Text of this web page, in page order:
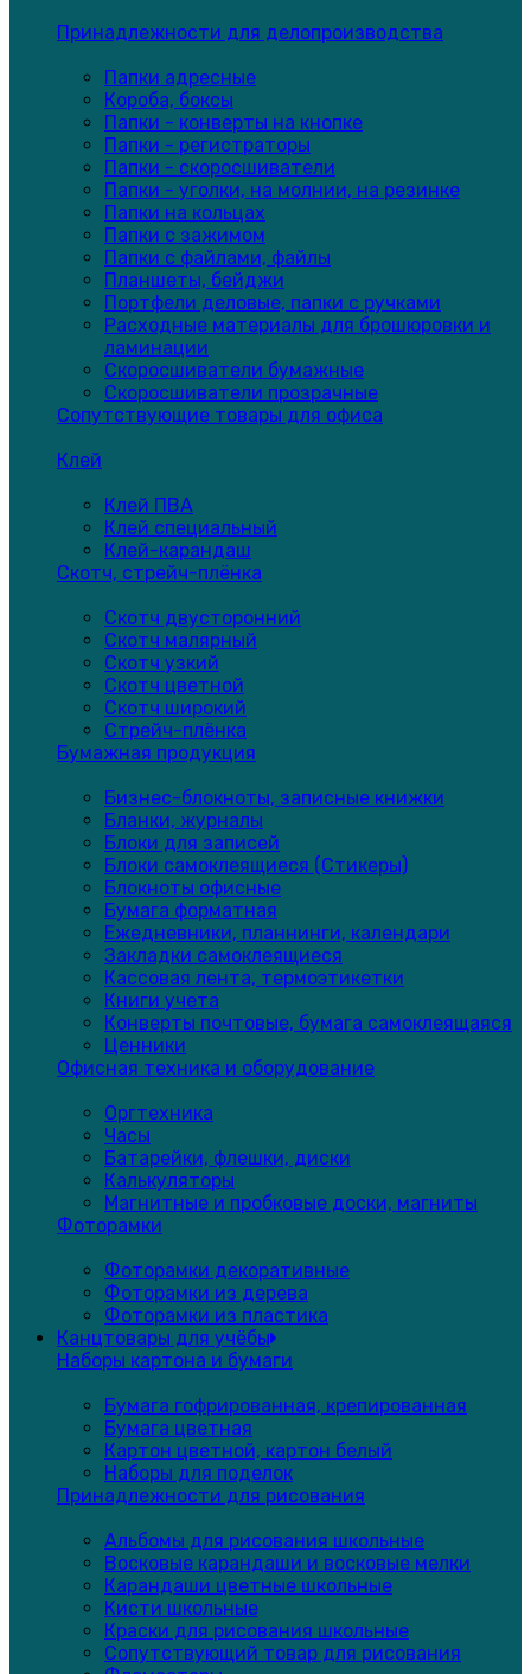
Принадлежности для делопроизводства
Папки адресные
Короба, боксы
Папки - конверты на кнопке
Папки - регистраторы
Папки - скоросшиватели
Папки - уголки, на молнии, на резинке
Папки на кольцах
Папки с зажимом
Папки с файлами, файлы
Планшеты, бейджи
Портфели деловые, папки с ручками
Расходные материалы для брошюровки и
ламинации
Скоросшиватели бумажные
Скоросшиватели прозрачные
Сопутствующие товары для офиса
Клей
Клей ПВА
Клей специальный
Клей-карандаш
Скотч, стрейч-плёнка
Скотч двусторонний
Скотч малярный
Скотч узкий
Скотч цветной
Скотч широкий
Стрейч-плёнка
Бумажная продукция
Бизнес-блокноты, записные книжки
Бланки, журналы
Блоки для записей
Блоки самоклеящиеся (Стикеры)
Блокноты офисные
Бумага форматная
Ежедневники, планнинги, календари
Закладки самоклеящиеся
Кассовая лента, термоэтикетки
Книги учета
Конверты почтовые, бумага самоклеящаяся
Ценники
Офисная техника и оборудование
Оргтехника
Часы
Батарейки, флешки, диски
Калькуляторы
Магнитные и пробковые доски, магниты
Фоторамки
Фоторамки декоративные
Фоторамки из дерева
Фоторамки из пластика
Канцтовары для учёбы
Наборы картона и бумаги
Бумага гофрированная, крепированная
Бумага цветная
Картон цветной, картон белый
Наборы для поделок
Принадлежности для рисования
Альбомы для рисования школьные
Восковые карандаши и восковые мелки
Карандаши цветные школьные
Кисти школьные
Краски для рисования школьные
Сопутствующий товар для рисования